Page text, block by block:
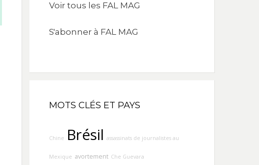
Voir tous les FAL MAG
S'abonner à FAL MAG
MOTS CLÉS ET PAYS
Chine Brésil assassinats de journalistes au
Mexique avortement Che Guevara